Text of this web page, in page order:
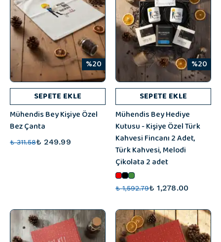
%20
SEPETE EKLE
Mühendis Bey Kişiye Özel
Bez Çanta
₺ 311.58₺ 249.99
%20
SEPETE EKLE
Mühendis Bey Hediye
Kutusu - Kişiye Özel Türk
Kahvesi Fincanı 2 Adet,
Türk Kahvesi, Melodi
Çikolata 2 adet
₺ 1,592.79₺ 1,278.00